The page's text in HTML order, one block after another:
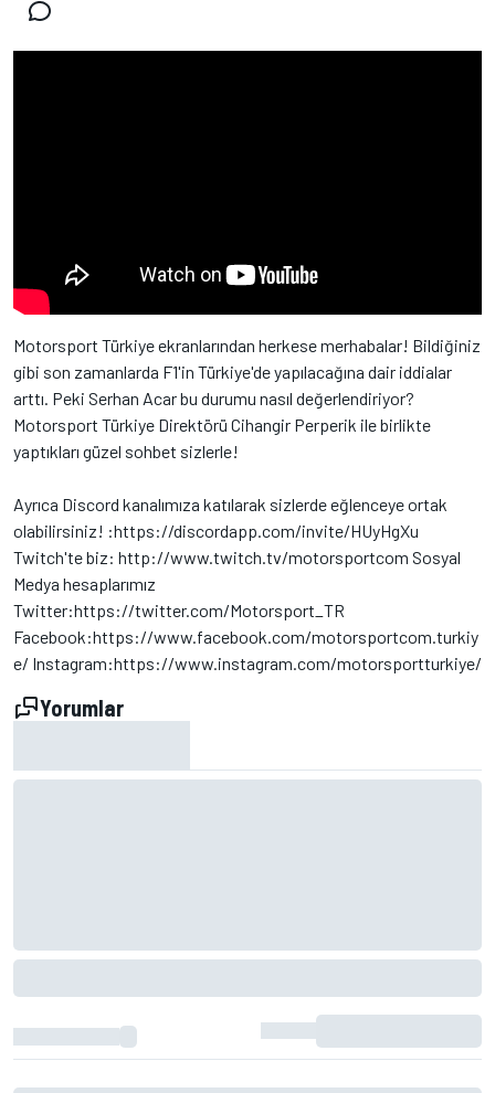
Motorsport Türkiye ekranlarından herkese merhabalar! Bildiğiniz
gibi son zamanlarda F1'in Türkiye'de yapılacağına dair iddialar
arttı. Peki Serhan Acar bu durumu nasıl değerlendiriyor?
Motorsport Türkiye Direktörü Cihangir Perperik ile birlikte
yaptıkları güzel sohbet sizlerle!
Ayrıca Discord kanalımıza katılarak sizlerde eğlenceye ortak
olabilirsiniz! :https://discordapp.com/invite/HUyHgXu
Twitch'te biz: http://www.twitch.tv/motorsportcom Sosyal
Medya hesaplarımız
Twitter:https://twitter.com/Motorsport_TR
Facebook:https://www.facebook.com/motorsportcom.turkiy
e/ Instagram:https://www.instagram.com/motorsportturkiye/
Yorumlar